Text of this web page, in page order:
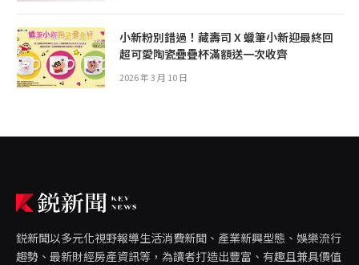
小新粉別錯過！藏壽司 X 蠟筆小新迎最終回
超可愛陶瓷疊疊杯滿額送一次收齊
2026 年 3 月 10 日
鋭新聞以多元化視野報導生活消費新聞、產業新興型態、娛樂流行
趨勢、最新財經房產資訊等，為讀者打造出豐富、有趣且兼具價值